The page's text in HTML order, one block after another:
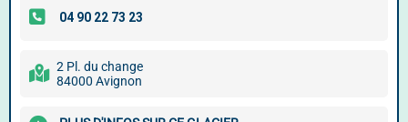
2 Pl. du change
84000 Avignon